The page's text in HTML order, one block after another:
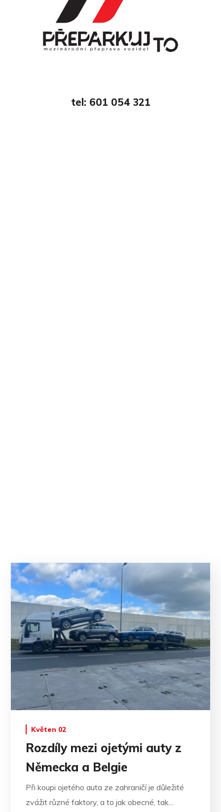
tel: 601 054 321
Květen 02
Rozdíly mezi ojetými auty z
Německa a Belgie
Při koupi ojetého auta ze zahraničí je důležité
zvážit různé faktory, a to jak obecné, tak...